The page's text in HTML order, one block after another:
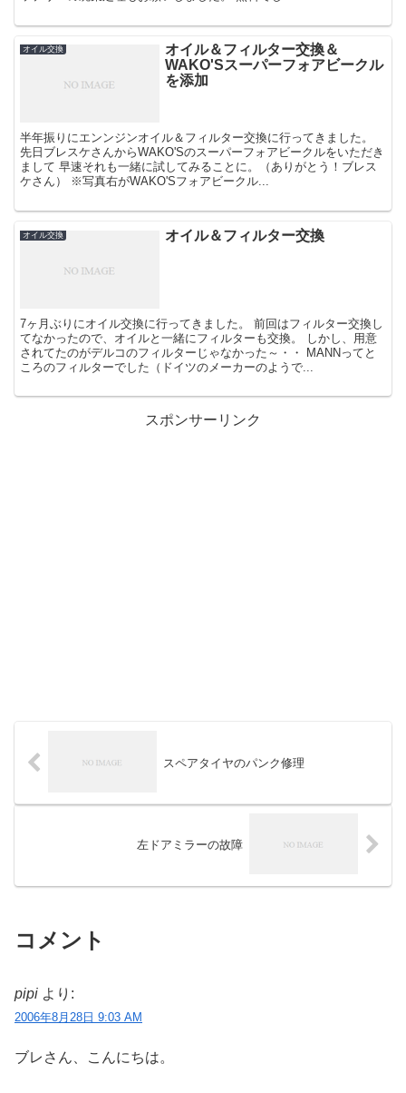
オイル交換
オイル＆フィルター交換＆
WAKO'Sスーパーフォアビークル
を添加
半年振りにエンンジンオイル＆フィルター交換に行ってきました。
先日ブレスケさんからWAKO'Sのスーパーフォアビークルをいただき
まして 早速それも一緒に試してみることに。（ありがとう！ブレス
ケさん） ※写真右がWAKO'Sフォアビークル...
オイル交換 オイル＆フィルター交換
7ヶ月ぶりにオイル交換に行ってきました。 前回はフィルター交換し
てなかったので、オイルと一緒にフィルターも交換。 しかし、用意
されてたのがデルコのフィルターじゃなかった～・・ MANNってと
ころのフィルターでした（ドイツのメーカーのようで...
スポンサーリンク
スペアタイヤのパンク修理
左ドアミラーの故障
コメント
pipi より:
2006年8月28日 9:03 AM
ブレさん、こんにちは。